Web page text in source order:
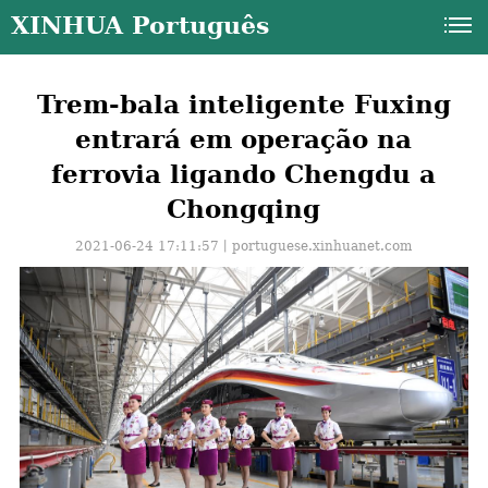
XINHUA Português
Trem-bala inteligente Fuxing
entrará em operação na
ferrovia ligando Chengdu a
Chongqing
2021-06-24 17:11:57丨portuguese.xinhuanet.com